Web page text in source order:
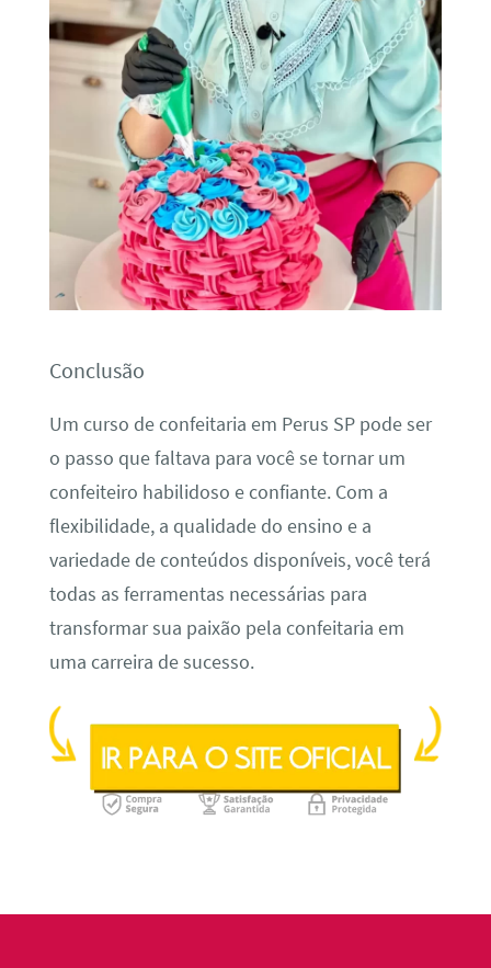
Conclusão
Um curso de confeitaria em Perus SP pode ser
o passo que faltava para você se tornar um
confeiteiro habilidoso e confiante. Com a
flexibilidade, a qualidade do ensino e a
variedade de conteúdos disponíveis, você terá
todas as ferramentas necessárias para
transformar sua paixão pela confeitaria em
uma carreira de sucesso.